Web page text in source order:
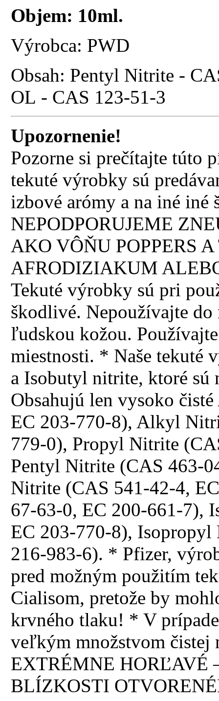
Objem: 10ml.
Výrobca: PWD
Obsah: Pentyl Nitrite -
OL - CAS 123-51-3
Upozornenie!
Pozorne si prečítajte túto
tekuté výrobky sú
izbové arómy a na iné iné
NEPODPORUJEME
AKO VÔŇU POPPERS
AFRODIZIAKUM
Tekuté výrobky sú pri
škodlivé. Nepoužívajte
ľudskou kožou.
miestnosti. * Naše tekuté
a Isobutyl nitrite, ktoré sú
Obsahujú len vysoko
EC 203-770-8), Alkyl
779-0), Propyl Nitrite
Pentyl Nitrite (CAS 463-
Nitrite (CAS 541-42-4,
67-63-0, EC 200-661-7),
EC 203-770-8),
216-983-6). * Pfizer,
pred možným použitím
Cialisom, pretože by
krvného tlaku! * V
veľkým množstvom čistej
EXTRÉMNE HORĽAVÉ
BLÍZKOSTI